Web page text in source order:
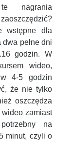
nagrania
wstępne dla
pełne dni
godzin. W
wideo,
4-5 godzin
że nie tylko
oszczędza
zamiast
na
minut, czyli o